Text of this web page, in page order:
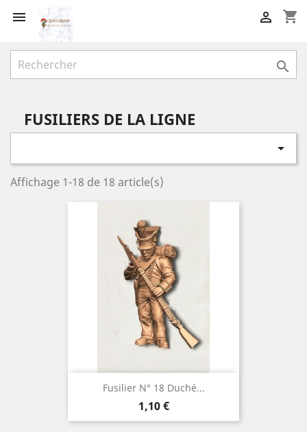
 shopping_cart


FUSILIERS DE LA LIGNE

Affichage 1-18 de 18 article(s)
Fusilier N° 18 Duché...
Prix
1,10 €